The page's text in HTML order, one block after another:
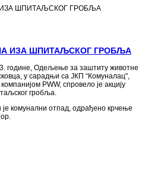
ИЗА ШПИТАЉСКОГ ГРОБЉА
године, Одељење за заштиту животне
у сарадњи са ЈКП “Комуналац",
PWW, спровело је акцију
гробља.
комунални отпад, одрађено крчење